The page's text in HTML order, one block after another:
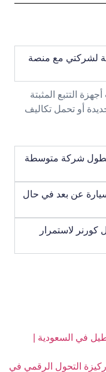
لشركتي مع منصة
التتبع المثبتة
أو تحمل تكاليف
شركة متوسطة
عن بعد في حال
لاستمرار
في السعودية |
التحول الرقمي في